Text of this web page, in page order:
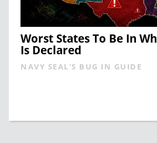
Worst States To Be In
Is Declared
NAVY SEAL'S BUG IN GUIDE